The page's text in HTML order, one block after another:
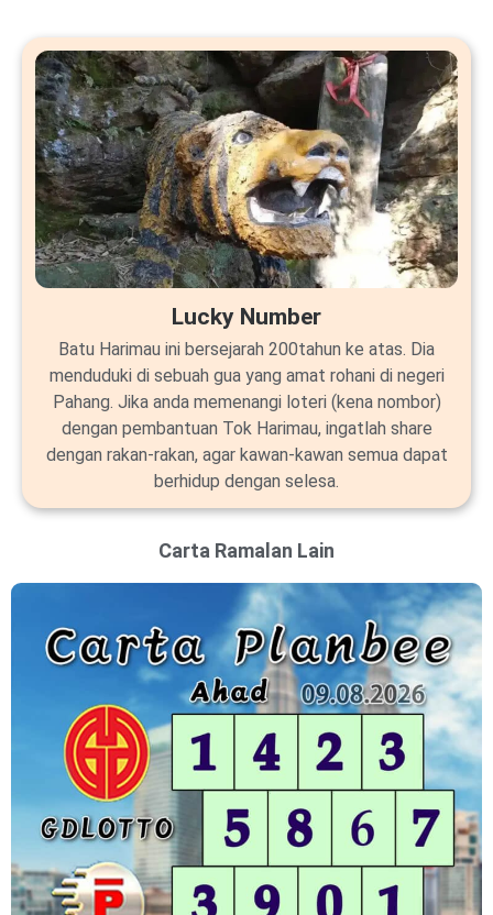
Lucky Number
Batu Harimau ini bersejarah 200tahun ke atas. Dia
menduduki di sebuah gua yang amat rohani di negeri
Pahang. Jika anda memenangi loteri (kena nombor)
dengan pembantuan Tok Harimau, ingatlah share
dengan rakan-rakan, agar kawan-kawan semua dapat
berhidup dengan selesa.
Carta Ramalan Lain